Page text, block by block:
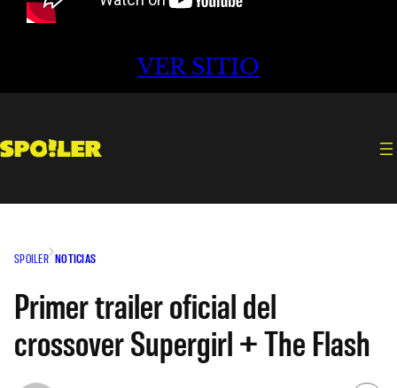
VER SITIO
SPOILER NOTICIAS
Primer trailer oficial del
crossover Supergirl + The Flash